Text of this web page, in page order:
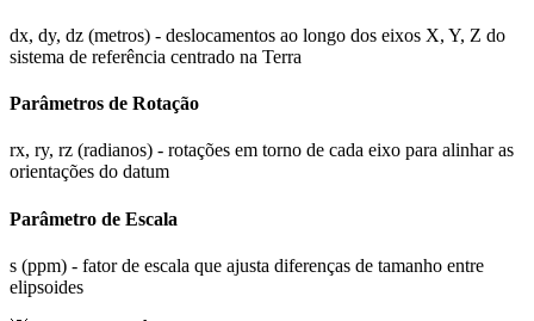
dx, dy, dz (metros) - deslocamentos ao longo dos eixos X, Y, Z do
sistema de referência centrado na Terra
Parâmetros de Rotação
rx, ry, rz (radianos) - rotações em torno de cada eixo para alinhar as
orientações do datum
Parâmetro de Escala
s (ppm) - fator de escala que ajusta diferenças de tamanho entre
elipsoides